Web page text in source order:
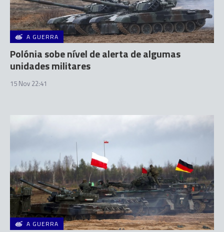
A GUERRA
Polónia sobe nível de alerta de algumas
unidades militares
15 Nov 22:41
A GUERRA